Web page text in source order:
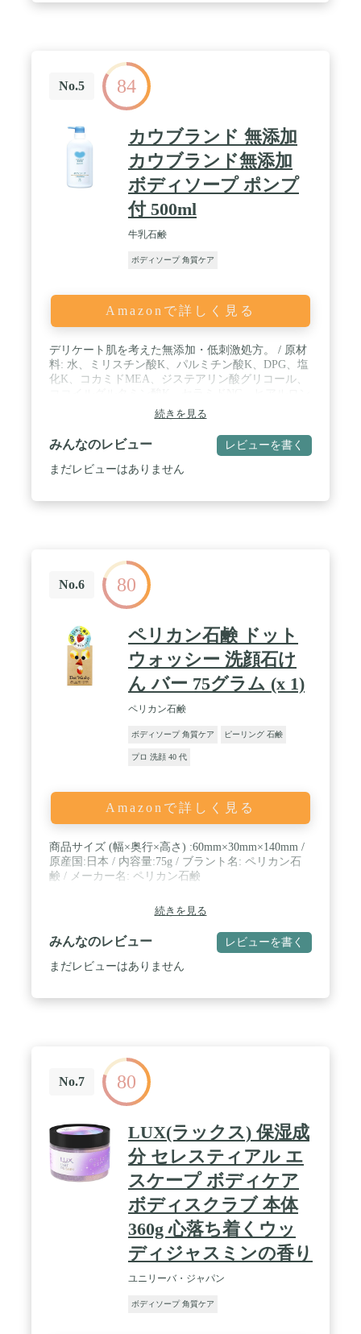
No.5 84
カウブランド 無添加
カウブランド無添加
ボディソープ ポンプ
付 500ml
牛乳石鹸
ボディソープ 角質ケア
Amazonで詳しく見る
デリケート肌を考えた無添加・低刺激処方。 / 原材
料: 水、ミリスチン酸K、パルミチン酸K、DPG、塩
化K、コカミドMEA、ジステアリン酸グリコール、
酸Na、グリシン、ジラウロイルグルタミン酸リシン
Na、PEG-9M、PEG-20M、グリセリン / 商品サイズ
(高さ×奥行×幅): 60mm×86mm×200mm / ブラント名:
カウブランド / メーカー名: 牛乳石鹸
続きを見る
みんなのレビュー レビューを書く
まだレビューはありません
No.6 80
ペリカン石鹸 ドット
ウォッシー 洗顔石け
ん バー 75グラム (x 1)
ペリカン石鹸
ボディソープ 角質ケア ピーリング 石鹸
プロ 洗顔 40 代
Amazonで詳しく見る
商品サイズ (幅×奥行×高さ) :60mm×30mm×140mm /
原産国:日本 / 内容量:75g / ブラント名: ペリカン石
鹸 / メーカー名: ペリカン石鹸
続きを見る
みんなのレビュー レビューを書く
まだレビューはありません
No.7 80
LUX(ラックス) 保湿成
分 セレスティアル エ
スケープ ボディケア
ボディスクラブ 本体
360g 心落ち着くウッ
ディジャスミンの香り
ユニリーバ・ジャパン
ボディソープ 角質ケア